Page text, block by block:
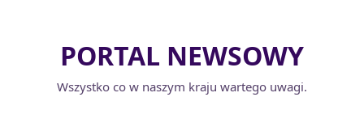
PORTAL NEWSOWY
Wszystko co w naszym kraju wartego uwagi.